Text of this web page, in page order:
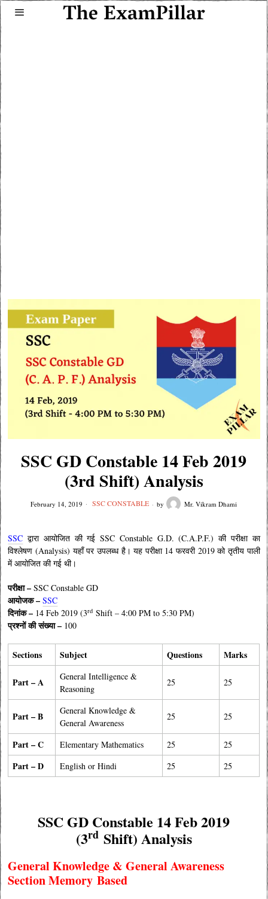
SSC GD Constable 14 Feb 2019
(3rd Shift) Analysis
February 14, 2019 SSC CONSTABLE by Mr. Vikram Dhami
SSC द्वारा आयोजित की गई SSC Constable G.D. (C.A.P.F.) की परीक्षा का
विश्लेषण (Analysis) यहाँ पर उपलब्ध है। यह परीक्षा 14 फरवरी 2019 को तृतीय पाली
में आयोजित की गई थी।
परीक्षा – SSC Constable GD
आयोजक – SSC
दिनांक – 14 Feb 2019 (3rd Shift – 4:00 PM to 5:30 PM)
प्रश्नों की संख्या – 100
Sections Subject Questions Marks
Part – A
General Intelligence &
Reasoning
25 25
Part – B
General Knowledge &
General Awareness
25 25
Part – C Elementary Mathematics 25 25
Part – D English or Hindi 25 25
SSC GD Constable 14 Feb 2019
(3rdShift) Analysis
General Knowledge & General Awareness
Section MemoryBased